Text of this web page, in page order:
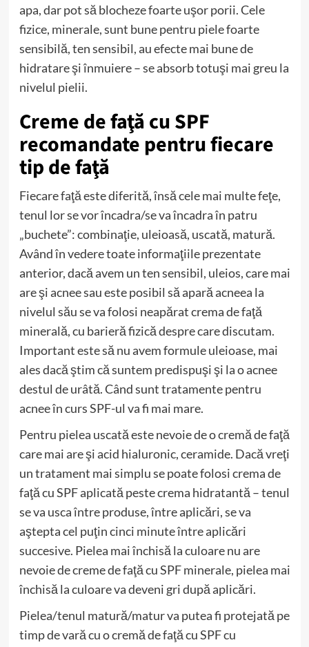
apa, dar pot să blocheze foarte uşor porii. Cele
fizice, minerale, sunt bune pentru piele foarte
sensibilă, ten sensibil, au efecte mai bune de
hidratare şi înmuiere – se absorb totuşi mai greu la
nivelul pielii.
Creme de faţă cu SPF
recomandate pentru fiecare
tip de faţă
Fiecare faţă este diferită, însă cele mai multe feţe,
tenul lor se vor încadra/se va încadra în patru
„buchete”: combinaţie, uleioasă, uscată, matură.
Având în vedere toate informaţiile prezentate
anterior, dacă avem un ten sensibil, uleios, care mai
are şi acnee sau este posibil să apară acneea la
nivelul său se va folosi neapărat crema de faţă
minerală, cu barieră fizică despre care discutam.
Important este să nu avem formule uleioase, mai
ales dacă ştim că suntem predispuşi şi la o acnee
destul de urâtă. Când sunt tratamente pentru
acnee în curs SPF-ul va fi mai mare.
Pentru pielea uscată este nevoie de o cremă de faţă
care mai are şi acid hialuronic, ceramide. Dacă vreţi
un tratament mai simplu se poate folosi crema de
faţă cu SPF aplicată peste crema hidratantă – tenul
se va usca între produse, între aplicări, se va
aştepta cel puţin cinci minute între aplicări
succesive. Pielea mai închisă la culoare nu are
nevoie de creme de faţă cu SPF minerale, pielea mai
închisă la culoare va deveni gri după aplicări.
Pielea/tenul matură/matur va putea fi protejată pe
timp de vară cu o cremă de faţă cu SPF cu